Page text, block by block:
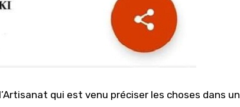
qui est venu préciser les choses dans un